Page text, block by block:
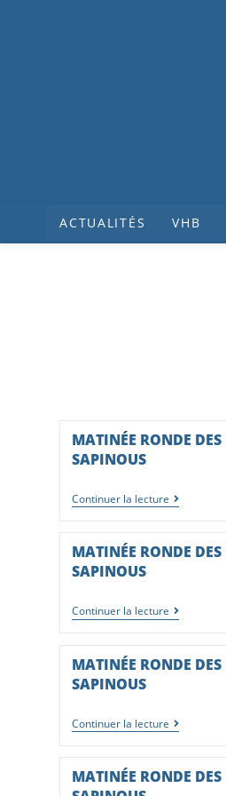
ACTUALITÉS VHB
MATINÉE RONDE DES
SAPINOUS
Continuer la lecture
MATINÉE RONDE DES
SAPINOUS
Continuer la lecture
MATINÉE RONDE DES
SAPINOUS
Continuer la lecture
MATINÉE RONDE DES